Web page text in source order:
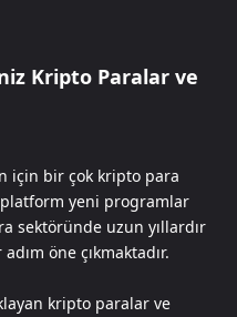
Kripto Paralar ve
için bir çok kripto para
yeni programlar
sektöründe uzun yıllardır
öne çıkmaktadır.
kripto paralar ve